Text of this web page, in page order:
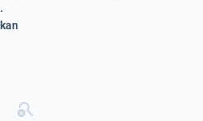
.
search_off